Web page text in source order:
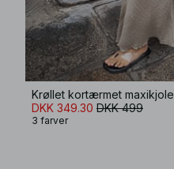
Krøllet kortærmet maxikjole
DKK 349.30 DKK 499
3 farver